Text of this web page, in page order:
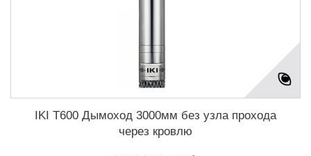
IKI T600 Дымоход 3000мм без узла прохода
через кровлю